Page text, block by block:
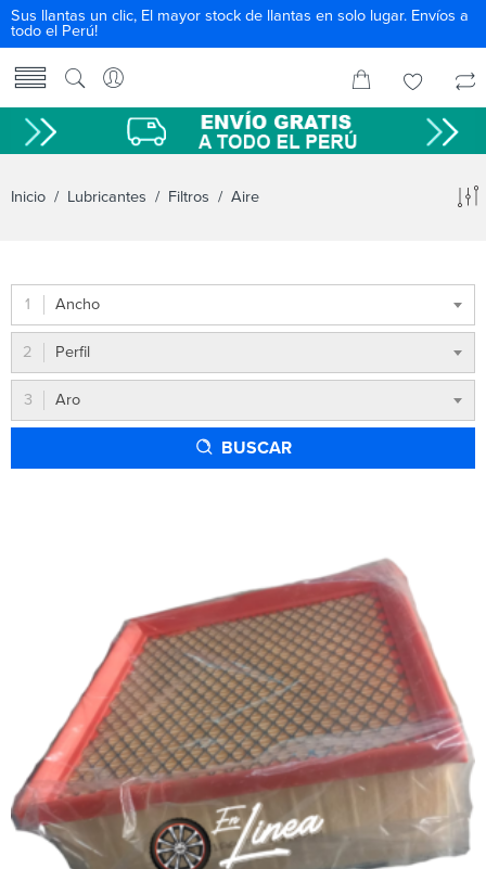
Sus llantas un clic, El mayor stock de llantas en solo lugar. Envíos a
todo el Perú!
Inicio / Lubricantes / Filtros / Aire
Ancho
Perfil
Aro
BUSCAR